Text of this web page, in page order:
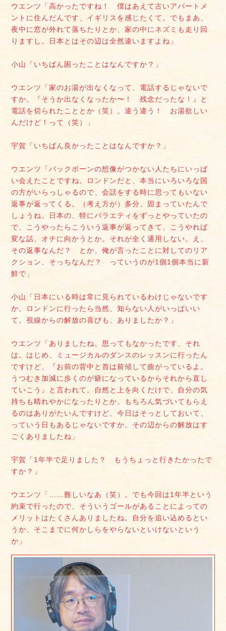
ウエンツ「高かったですね！ 僕はあえて古いアパートメ
ントに住んだんです、イギリスを感じたくて。でもまあ、
夜中に窓が外れて落ちたりとか、家の中にネズミも走り回
りますし。日本とはその辺は全然違いますよね」
小山「いちばん困ったことはなんですか？」
ウエンツ「家のお湯が出なくなって、電話するじゃないで
すか。『そうか出なくなったか〜！ 残念だったな！』と
電話を切られたこととか（笑）。違う違う！ お湯欲しい
んだけど！って（笑）」
宇賀「いちばん良かったことはなんですか？」
ウエンツ「バックボーンの想像がつかない人たちにいっぱ
い会えたことですね。ロンドンだと、本当にいろいろな国
の方がいらっしゃるので、会話をする時に思ってもいない
返事が返ってくる。（考え方が）多分、固まっていたんで
しょうね。日本の、特にバラエティをずっとやっていたの
で、こうやったらこういう返事が返ってきて、こうやれば
変な話、オチに向かうとか。それが全く通用しない。え、
その返事なんだ？ とか、俺が言ったことに対してのリア
クション、そっちなんだ？ っていうのが1個1個本当に新
鮮で」
小山「日本にいる時は常に見られているわけじゃないです
か。ロンドンに行ったら当然、知らない人がいっぱいい
て。視線からの解放の喜びも、ありましたか？」
ウエンツ「ありましたね。思ってもなかったです、それ
は。はじめ、ミュージカルのダンスのレッスンに行ったん
ですけど、『お前の背中と首は前傾して曲がっているよ。
うつむき加減に歩くのが癖になっているからそれから直し
ていこう』と言われて。自然と上を向くだけで、自分の気
持ちも晴れやかになったりとか。もちろん気づいてもらえ
るのはありがたいんですけど、今日はそっとしておいて、
っていう日もあるじゃないですか。その辺からの解放はす
ごくありましたね」
宇賀「1年半で足りました？ もうちょっと行きたかったで
すか？」
ウエンツ「……難しいなあ（笑）。でも今回は1年半という
約束で行ったので、そういうゴールがあることによっての
メリットはたくさんありましたね。自分を追い込めるとい
うか、そこまでに何かしらをやらないといけないという
か」